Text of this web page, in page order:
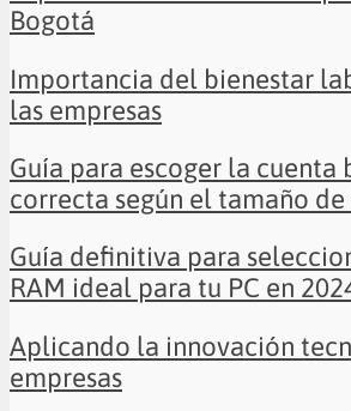
Bogotá
Importancia del bienestar
las empresas
Guía para escoger la cuenta
correcta según el tamaño
Guía definitiva para
RAM ideal para tu PC en
Aplicando la innovación
empresas